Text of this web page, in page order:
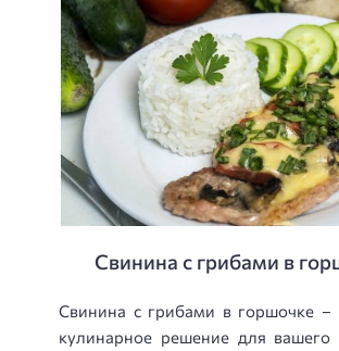
Свинина с грибами в
Свинина с грибами в горшочке –
кулинарное решение для вашего